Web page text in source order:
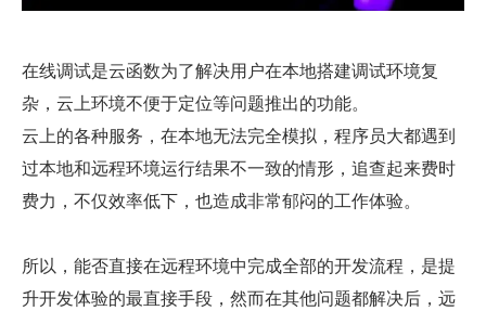
在线调试是云函数为了解决用户在本地搭建调试环境复
杂，云上环境不便于定位等问题推出的功能。
云上的各种服务，在本地无法完全模拟，程序员大都遇到
过本地和远程环境运行结果不一致的情形，追查起来费时
费力，不仅效率低下，也造成非常郁闷的工作体验。
所以，能否直接在远程环境中完成全部的开发流程，是提
升开发体验的最直接手段，然而在其他问题都解决后，远